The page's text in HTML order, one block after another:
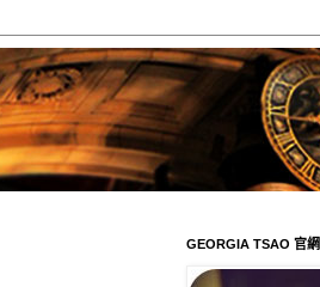
GEORGIA TSAO 官網